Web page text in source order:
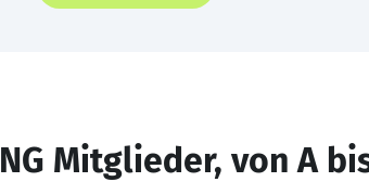
Mitglieder, von A